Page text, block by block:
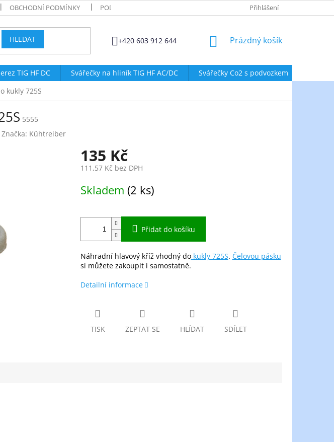
OBCHODNÍ PODMÍNKY PODMÍNKY OCHRANY OSOBNÍCH ÚDAJŮ ZÁSADY POUŽÍVÁNÍ
Přihlášení
HLEDAT +420 603 912 644
NÁKUPNÍ
Prázdný košík
TIG HF DC Svářečky na hliník TIG HF AC/DC Svářečky Co2 s podvozkem
kukly 725S
5555
Značka: Kühtreiber
135 Kč
111,57 Kč bez DPH
cena:
Skladem (2 ks)
Přidat do košíku
Náhradní hlavový kříž vhodný dokukly 725S. Čelovou pásku
si můžete zakoupit i samostatně.
Detailní informace
TISK ZEPTAT SE HLÍDAT SDÍLET